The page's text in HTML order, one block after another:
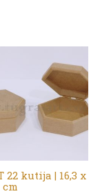
22 kutija | 16,3 x
cm